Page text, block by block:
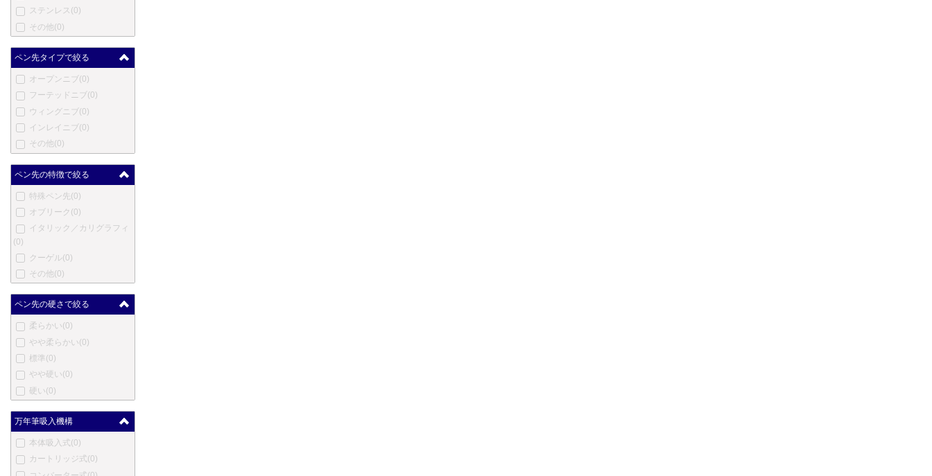
カヴェコ
(0)
コウコウボウ
クローネ(0)
ラレックス(0)
ラピタ(0)
マービートッド(0)
マスター(0)
メントモア(0)
メルリン (0)
メタフィス (0)
マイケルズファットボーイ
(0)
三菱鉛筆(0)
三越 (0)
ムーア(0)
モリソン (0)
ネットウーノ
ニューマン(0)
オート(0)
オスミア(0)
パラフェルナリア
ぺんてる(0)
ピエール・カルダン
プラトン (0)
レシーフ
(0)
ステンレス (0)
その他(0)
ペン先タイプで絞る
オープンニブ(0)
フーテッドニブ(0)
ウィングニブ(0)
インレイニブ(0)
その他(0)
ペン先の特徴で絞る
特殊ペン先 (0)
オブリーク (0)
イタリック／カリグラフィ
(0)
クーゲル(0)
その他(0)
ペン先の硬さで絞る
柔らかい(0)
やや柔らかい(0)
標準 (0)
やや硬い(0)
硬い(0)
万年筆吸入機構
本体吸入式 (0)
カートリッジ式 (0)